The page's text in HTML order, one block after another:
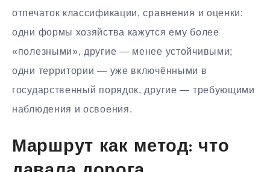
отпечаток классификации, сравнения и оценки:
одни формы хозяйства кажутся ему более
«полезными», другие — менее устойчивыми;
одни территории — уже включёнными в
государственный порядок, другие — требующими
наблюдения и освоения.
Маршрут как метод: что